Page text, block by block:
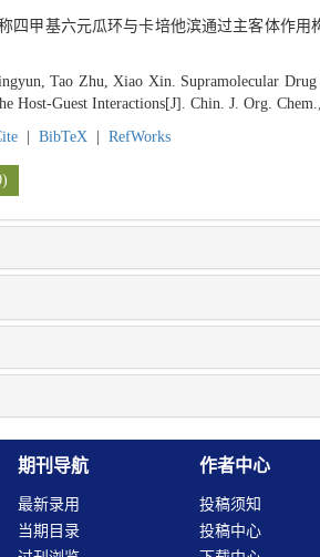
四甲基六元瓜环与卡培他滨通过主客体作用
Tao Zhu, Xiao Xin. Supramolecular
Host-Guest Interactions[J]. Chin. J. Org.
BibTeX RefWorks
)
期刊导航
最新录用
当期目录
作者中心
投稿须知
投稿中心